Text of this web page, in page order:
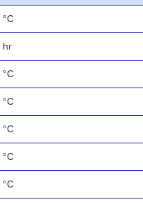
°C
hr
°C
°C
°C
°C
°C